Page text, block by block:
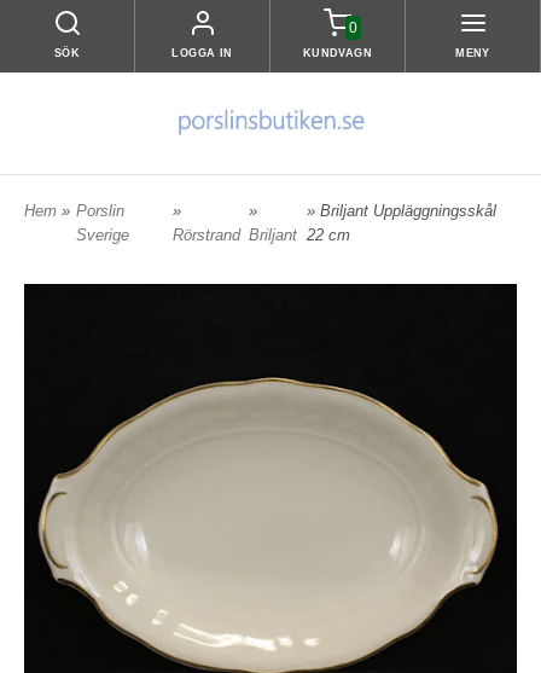
SÖK LOGGA IN
0
KUNDVAGN MENY
Hem » Porslin
Sverige
»
Rörstrand
»
Briljant
» Briljant Uppläggningsskål
22 cm